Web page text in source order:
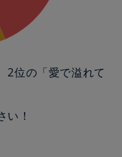
2位の「愛で溢れて
い！